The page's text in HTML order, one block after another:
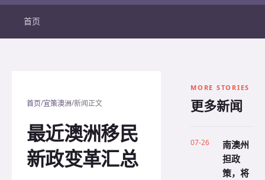
首页
首页/宜策澳洲/新闻正文
最近澳洲移民
新政变革汇总
MORE STORIES
更多新闻
07-26
南澳州
担政
策，将